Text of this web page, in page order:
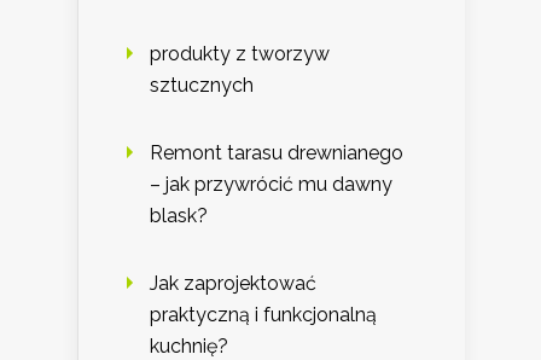
produkty z tworzyw
sztucznych
Remont tarasu drewnianego
– jak przywrócić mu dawny
blask?
Jak zaprojektować
praktyczną i funkcjonalną
kuchnię?